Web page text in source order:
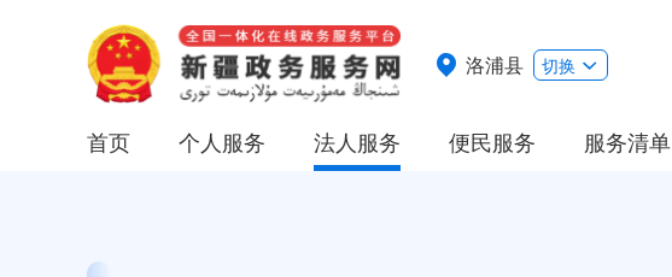
洛浦县 切换
首页 个人服务 法人服务 便民服务 服务清单